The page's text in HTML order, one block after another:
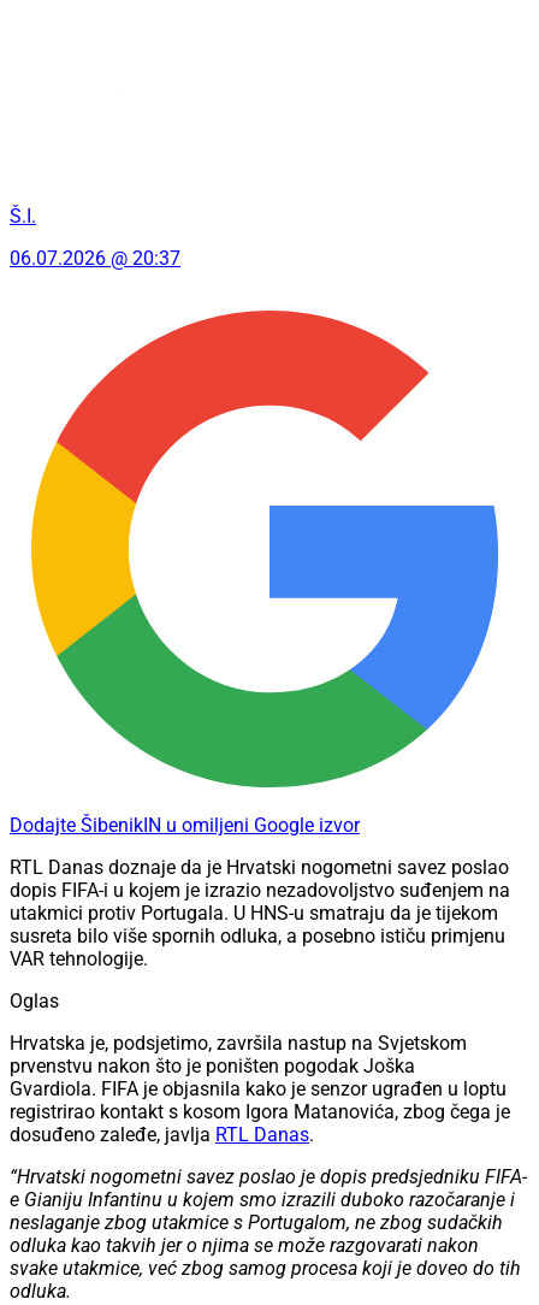
Š.I.
06.07.2026 @ 20:37
Dodajte ŠibenikIN u omiljeni Google izvor
RTL Danas doznaje da je Hrvatski nogometni savez poslao
dopis FIFA-i u kojem je izrazio nezadovoljstvo suđenjem na
utakmici protiv Portugala. U HNS-u smatraju da je tijekom
susreta bilo više spornih odluka, a posebno ističu primjenu
VAR tehnologije.
Oglas
Hrvatska je, podsjetimo, završila nastup na Svjetskom
prvenstvu nakon što je poništen pogodak Joška
Gvardiola. FIFA je objasnila kako je senzor ugrađen u loptu
registrirao kontakt s kosom Igora Matanovića, zbog čega je
dosuđeno zaleđe, javlja RTL Danas.
“Hrvatski nogometni savez poslao je dopis predsjedniku FIFA-
e Gianiju Infantinu u kojem smo izrazili duboko razočaranje i
neslaganje zbog utakmice s Portugalom, ne zbog sudačkih
odluka kao takvih jer o njima se može razgovarati nakon
svake utakmice, već zbog samog procesa koji je doveo do tih
odluka.